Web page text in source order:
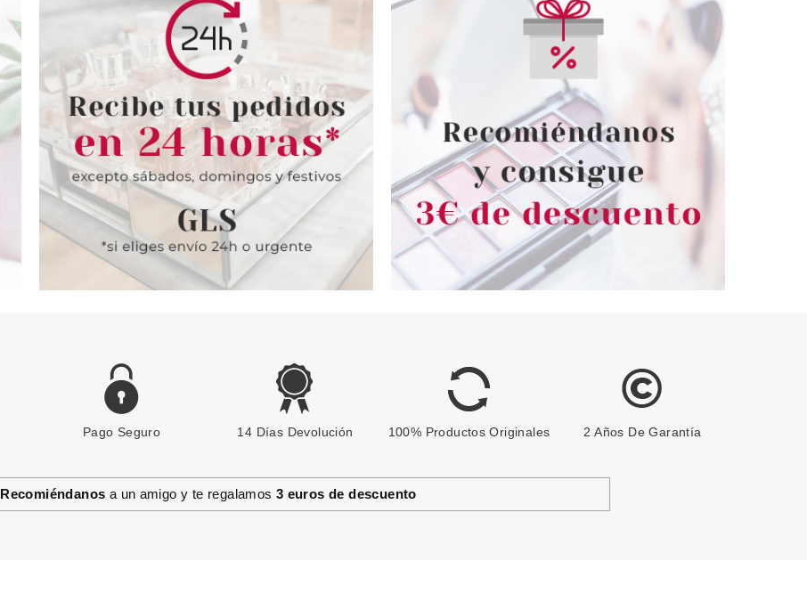
Pago Seguro 14 Días Devolución 100% Productos Originales 2 Años De Garantía
Recomiéndanos a un amigo y te regalamos 3 euros de descuento